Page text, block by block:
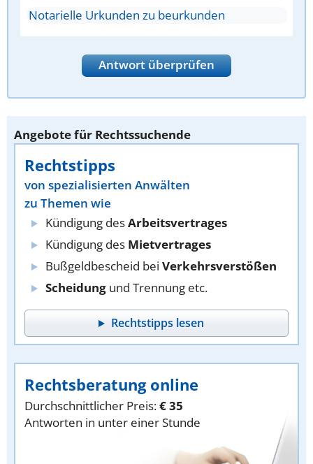
Notarielle Urkunden zu beurkunden
Antwort überprüfen
Angebote für Rechtssuchende
Rechtstipps
von spezialisierten Anwälten
zu Themen wie
Kündigung desArbeitsvertrages
Kündigung des Mietvertrages
Bußgeldbescheid bei Verkehrsverstößen
Scheidung und Trennung etc.
Rechtstipps lesen
Rechtsberatung online
Durchschnittlicher Preis:€ 35
Antworten in unter einer Stunde